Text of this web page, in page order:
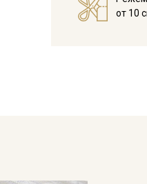
от 10